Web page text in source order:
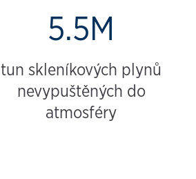
5.5M
tun skleníkových plynů
nevypuštěných do
atmosféry